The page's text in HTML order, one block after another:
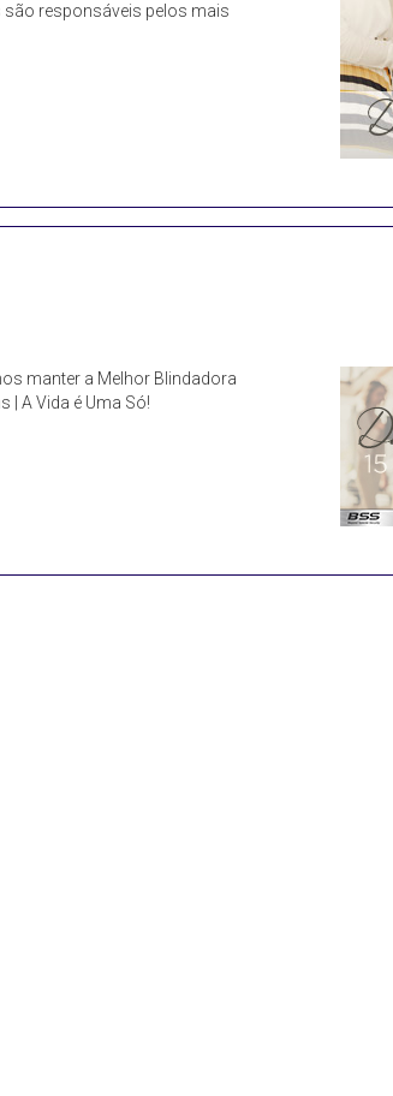
responsáveis pelos mais
manter a Melhor Blindadora
| A Vida é Uma Só!